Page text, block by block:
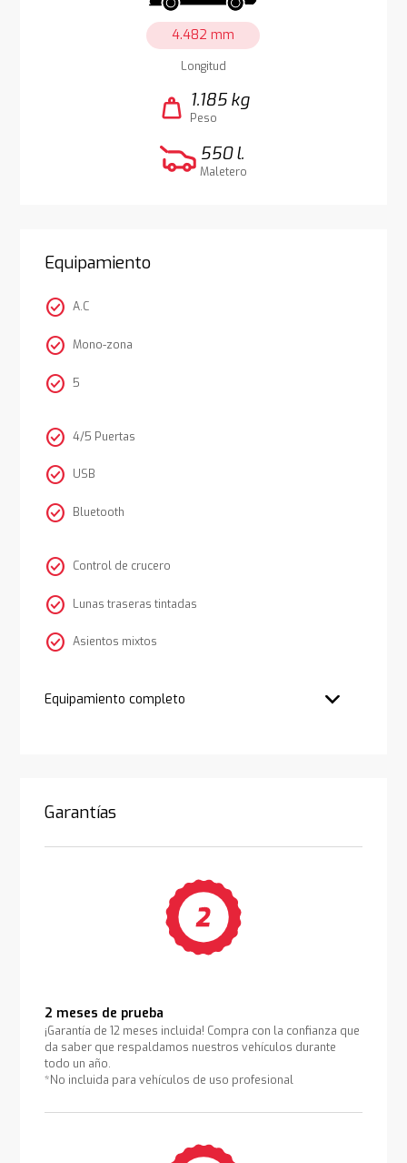
4.482 mm
Longitud
weight 1.185 kg
Peso
550 l.
Maletero
Equipamiento
check_circle A.C
check_circle Mono-zona
check_circle 5
check_circle 4/5 Puertas
check_circle USB
check_circle Bluetooth
check_circle Control de crucero
check_circle Lunas traseras tintadas
check_circle Asientos mixtos
Equipamiento completo
Garantías
2 meses de prueba
¡Garantía de 12 meses incluida! Compra con la confianza que
da saber que respaldamos nuestros vehículos durante
todo un año.
*No incluida para vehículos de uso profesional